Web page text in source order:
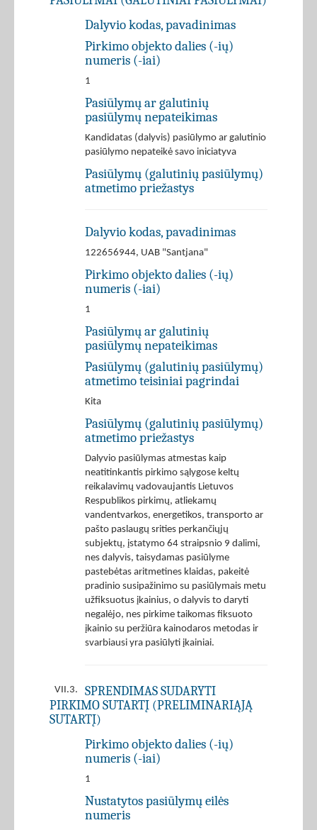
Dalyvio kodas, pavadinimas
Pirkimo objekto dalies (-ių)
numeris (-iai)
1
Pasiūlymų ar galutinių
pasiūlymų nepateikimas
Kandidatas (dalyvis) pasiūlymo ar galutinio
pasiūlymo nepateikė savo iniciatyva
Pasiūlymų (galutinių pasiūlymų)
atmetimo priežastys
Dalyvio kodas, pavadinimas
122656944, UAB "Santjana"
Pirkimo objekto dalies (-ių)
numeris (-iai)
1
Pasiūlymų ar galutinių
pasiūlymų nepateikimas
Pasiūlymų (galutinių pasiūlymų)
atmetimo teisiniai pagrindai
Kita
Pasiūlymų (galutinių pasiūlymų)
atmetimo priežastys
Dalyvio pasiūlymas atmestas kaip
neatitinkantis pirkimo sąlygose keltų
reikalavimų vadovaujantis Lietuvos
Respublikos pirkimų, atliekamų
vandentvarkos, energetikos, transporto ar
pašto paslaugų srities perkančiųjų
subjektų, įstatymo 64 straipsnio 9 dalimi,
nes dalyvis, taisydamas pasiūlyme
pastebėtas aritmetines klaidas, pakeitė
pradinio susipažinimo su pasiūlymais metu
užfiksuotus įkainius, o dalyvis to daryti
negalėjo, nes pirkime taikomas fiksuoto
įkainio su peržiūra kainodaros metodas ir
svarbiausi yra pasiūlyti įkainiai.
VII.3.
SPRENDIMAS SUDARYTI
PIRKIMO SUTARTĮ (PRELIMINARIĄJĄ
SUTARTĮ)
Pirkimo objekto dalies (-ių)
numeris (-iai)
1
Nustatytos pasiūlymų eilės
numeris